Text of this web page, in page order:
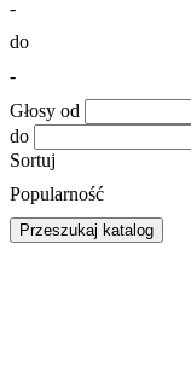
-
do
-
Głosy od
do
Sortuj
Popularność